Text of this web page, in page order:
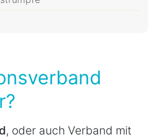
, oder auch Verband mit